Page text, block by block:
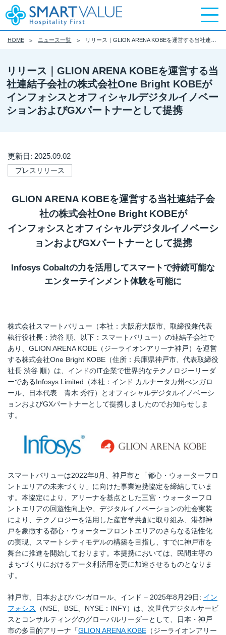
HOME ニュース一覧
リリース｜GLION ARENA KOBEを運営する当
社連結子会社の株式会社One Bright KOBEが
インフォシスとオフィシャルデジタルイノベー
ションおよびGXパートナーとして提携
更新日: 2025.09.02
プレスリリース
GLION ARENA KOBEを運営する当社連結子会
社の株式会社One Bright KOBEが
インフォシスとオフィシャルデジタルイノベーシ
ョンおよびGXパートナーとして提携
Infosys Cobaltの力を活用してスマートで持続可能な
エンターテインメント体験を可能に
株式会社スマートバリュー（本社：大阪府大阪市、取締役兼代表
執行役社長：渋谷 順、以下：スマートバリュー）の連結子会社で
あり、GLION ARENA KOBE（ジーライオンアリーナ神戸）を運営
する株式会社One Bright KOBE（住所：兵庫県神戸市、代表取締役
社長 渋谷 順）は、インドのIT企業で世界的なテクノロジーリーダ
ーであるInfosys Limited（本社：インド カルナータカ州べンガロ
ール、日本代表 青木 秀行）とオフィシャルデジタルイノベーシ
ョンおよびGXパートナーとして提携しましたのでお知らせしま
す。
スマートバリューは2022年8月、神戸市と「都心・ウォーターフロ
ントエリアの未来づくり」に向けた事業連携協定を締結していま
す。本協定により、アリーナを基点とした三宮・ウォーターフロ
ントエリアの回遊性向上や、デジタルイノベーションの社会実装
により、テクノロジーを活用した産官学共創に取り組み、港都神
戸を象徴する都心・ウォーターフロントエリアのさらなる活性化
の実現、スマートシティモデルの構築を目指し、すでに神戸市を
舞台に推進を開始しております。本提携においては、民間主導の
まちづくりにおけるデータ利活用を更に加速させるものとなりま
す。
神戸市、日本およびバンガロール、インド – 2025年8月29日: イン
フォシス
（NSE、BSE、NYSE：INFY）は、次世代デジタルサービ
スとコンサルティングのグローバルリーダーとして、日本・神戸
市の多目的アリーナ「GLION ARENA KOBE（ジーライオンアリー